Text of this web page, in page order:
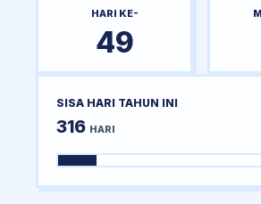
HARI KE-
49
SISA HARI TAHUN INI
316 HARI